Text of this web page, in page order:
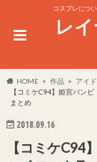
コスプレにつ
レ
HOME 作品
アイ
【コミケC94】姫宮バン
まとめ
2018.09.16
【コミケC94